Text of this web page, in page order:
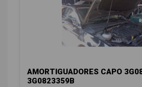
AMORTIGUADORES CAPO
3G0823359B